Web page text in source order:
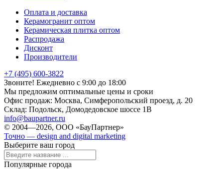
Оплата и доставка
Керамогранит оптом
Керамическая плитка оптом
Распродажа
Дисконт
Производители
+7 (495) 600-3822
Звоните! Ежедневно с 9:00 до 18:00
Мы предложим оптимальные цены и сроки
Офис продаж: Москва, Симферопольский проезд, д. 20
Склад: Подольск, Домодедовское шоссе 1В
info@baupartner.ru
© 2004—2026, ООО «БауПартнер»
Точно — design and digital marketing
Выберите ваш город
Популярные города